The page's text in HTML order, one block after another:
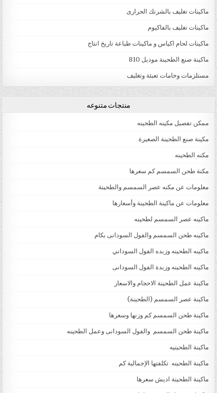
ماكينات تغليف بالشرنك الحرارى
ماكينات تغليف بالفاكيوم
ماكينات لحام اكياس و ماكينات طباعة تاريخ انتاج
ماكينة صنع الطحينة موديل 810
مستلزمات وخامات تعبئة وتغليف
منتجات متنوعه
ممكن تفصيل مكينه الطحينه
مكينة صنع الطحينة الصغيرة
مكنه الطحينه
مكنة طحن السمسم كم سعرها
معلومات عن مكنه عصر السمسم والطحينة
معلومات عن ماكينة الطحينة وأسعارها
ماكينه عصر السمسم لطحينه
ماكينه طحن السمسم والفول السودانى بكام
ماكينه الطحينه وزبده الفول السوداني
ماكينه الطحينه وزبدة الفول السودانى
ماكينة عمل الطحينة الاحجام والاسعار
ماكينة عصر السمسم (الطحينة)
ماكينة طحن السمسم كم وزنها وسعرها
ماكينة طحن السمسم والفول السودانى وعمل الطحينه
ماكينة الطحينيه
ماكينة الطحينه تكلفتها الإجمالية كم
ماكينة الطحينة اديش سعرها